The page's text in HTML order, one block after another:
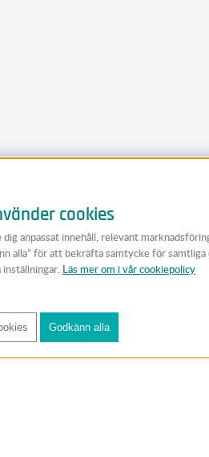
cookies
anpassat innehåll, relevant
alla” för att bekräfta samtycke för
inställningar. Läs mer om i vår cookiepolicy
Godkänn alla